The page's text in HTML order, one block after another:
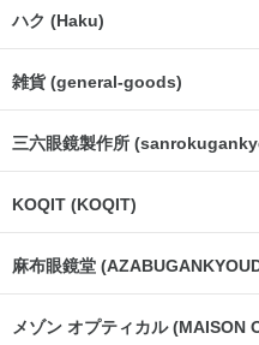
ハク (Haku)
雑貨 (general-goods)
三六眼鏡製作所
KOQIT (KOQIT)
麻布眼鏡堂
メゾン オプティカル (MAISON